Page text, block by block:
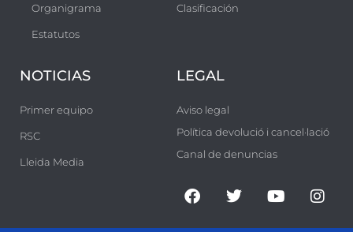
Organigrama
Estatutos
Clasificación
NOTICIAS
Primer equipo
RSC
Lleida Media
LEGAL
Aviso legal
Política devolució i cancel·lació
Canal de denuncias